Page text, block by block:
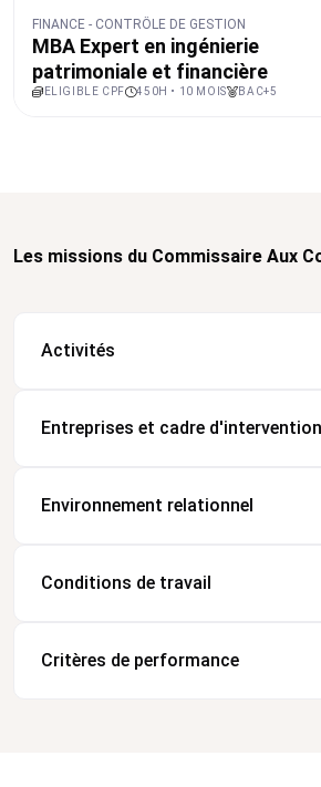
FINANCE - CONTRÔLE DE GESTION
MBA Expert en ingénierie
patrimoniale et financière
ELIGIBLE CPF 450H • 10 MOIS BAC+5
Les missions du Commissaire Aux
Activités
Entreprises et cadre d'intervention
Environnement relationnel
Conditions de travail
Critères de performance